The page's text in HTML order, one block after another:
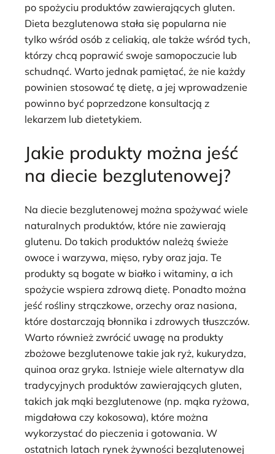
po spożyciu produktów zawierających gluten.
Dieta bezglutenowa stała się popularna nie
tylko wśród osób z celiakią, ale także wśród tych,
którzy chcą poprawić swoje samopoczucie lub
schudnąć. Warto jednak pamiętać, że nie każdy
powinien stosować tę dietę, a jej wprowadzenie
powinno być poprzedzone konsultacją z
lekarzem lub dietetykiem.
Jakie produkty można jeść
na diecie bezglutenowej?
Na diecie bezglutenowej można spożywać wiele
naturalnych produktów, które nie zawierają
glutenu. Do takich produktów należą świeże
owoce i warzywa, mięso, ryby oraz jaja. Te
produkty są bogate w białko i witaminy, a ich
spożycie wspiera zdrową dietę. Ponadto można
jeść rośliny strączkowe, orzechy oraz nasiona,
które dostarczają błonnika i zdrowych tłuszczów.
Warto również zwrócić uwagę na produkty
zbożowe bezglutenowe takie jak ryż, kukurydza,
quinoa oraz gryka. Istnieje wiele alternatyw dla
tradycyjnych produktów zawierających gluten,
takich jak mąki bezglutenowe (np. mąka ryżowa,
migdałowa czy kokosowa), które można
wykorzystać do pieczenia i gotowania. W
ostatnich latach rynek żywności bezglutenowej